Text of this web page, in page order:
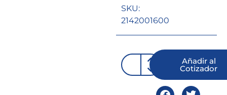
SKU:
2142001600
Añadir al
Cotizador